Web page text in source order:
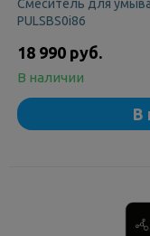
Смеситель для
PULSBS0i86
18 990 руб.
В наличии
В